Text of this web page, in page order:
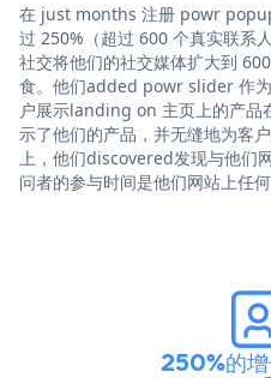
在 just months 注册 powr
过 250%（超过 600 个真实联
社交将他们的社交媒体扩大到
食。他们added powr slider 作
户展示landing on 主页上的产品
示了他们的产品，并无缝地为客
上，他们discovered发现与他们
问者的参与时间是他们网站上任
250%的